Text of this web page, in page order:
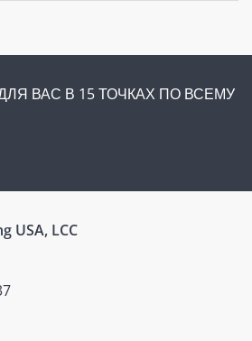
ВАС В 15 ТОЧКАХ ПО ВСЕМУ
USA, LCC